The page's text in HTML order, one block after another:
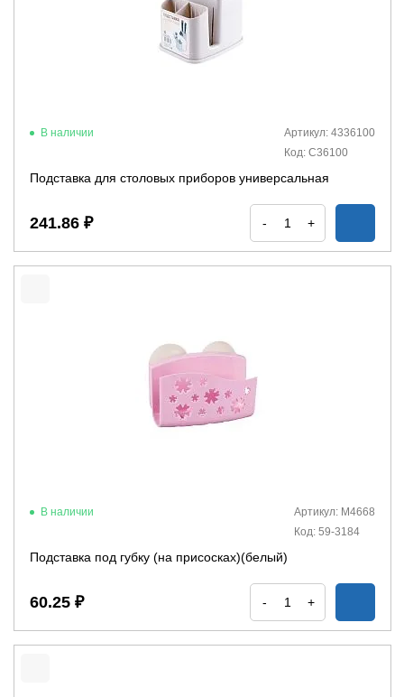
В наличии
Артикул: 4336100
Код: С36100
Подставка для столовых приборов универсальная
241.86 ₽ - +
В наличии
Артикул: М4668
Код: 59-3184
Подставка под губку (на присосках)(белый)
60.25 ₽ - +